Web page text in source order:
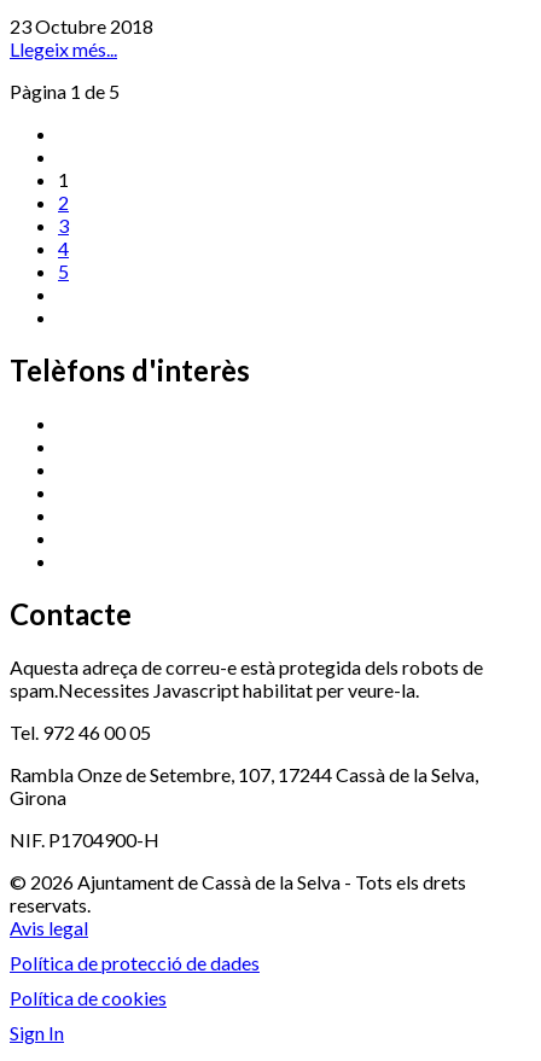
23 Octubre 2018
Llegeix més...
Pàgina 1 de 5
1
2
3
4
5
Telèfons d'interès
Contacte
Aquesta adreça de correu-e està protegida dels robots de
spam.Necessites Javascript habilitat per veure-la.
Tel. 972 46 00 05
Rambla Onze de Setembre, 107, 17244 Cassà de la Selva,
Girona
NIF. P1704900-H
© 2026 Ajuntament de Cassà de la Selva - Tots els drets
reservats.
Avis legal
Política de protecció de dades
Política de cookies
Sign In